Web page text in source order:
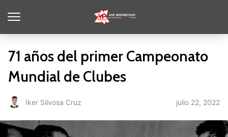
71 años del primer Campeonato
Mundial de Clubes
Iker Silvosa Cruz julio 22, 2022